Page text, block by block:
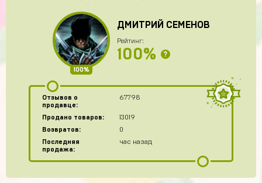
100%
ДМИТРИЙ СЕМЕНОВ
Рейтинг:
100% ?
Отзывов о
продавце:
67798
Продано товаров:
13019
Возвратов:
0
Последняя
продажа:
час назад